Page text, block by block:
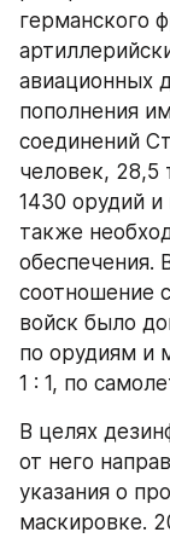
германского
авиационных
пополнения
соединений
человек, 28,5
1430 орудий
также
обеспечения.
соотношение
войск было
по орудиям и
1 : 1, по
В целях
от него
указания о
маскировке.